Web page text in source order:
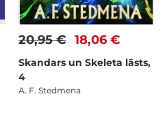
18,06 €
20,95 €
Skandars un Skeleta lāsts,
4
A. F. Stedmena